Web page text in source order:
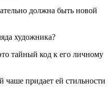
должна быть новой
художника?
тайный код к его личному
чаше придает ей стильности